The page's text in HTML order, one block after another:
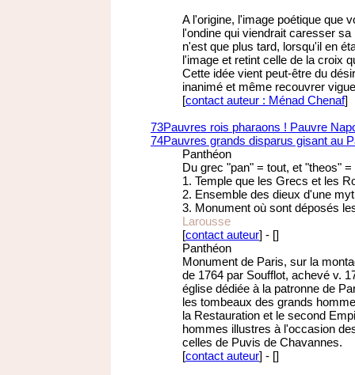
A l'origine, l'image poétique que
l'ondine qui viendrait caresser
n'est que plus tard, lorsqu'il en
l'image et retint celle de la croix
Cette idée vient peut-être du
inanimé et même recouvrer
[contact auteur : Ménad Chenaf]
73Pauvres rois pharaons ! Pauvre
74Pauvres grands disparus gisant au
Panthéon
Du grec "pan" = tout, et "theos" =
1. Temple que les Grecs et les
2. Ensemble des dieux d'une
3. Monument où sont déposés
Larousse
[contact auteur] - []
Panthéon
Monument de Paris, sur la
de 1764 par Soufflot, achevé v.
église dédiée à la patronne de
les tombeaux des grands
la Restauration et le second
hommes illustres à l'occasion
celles de Puvis de Chavannes.
[contact auteur] - []